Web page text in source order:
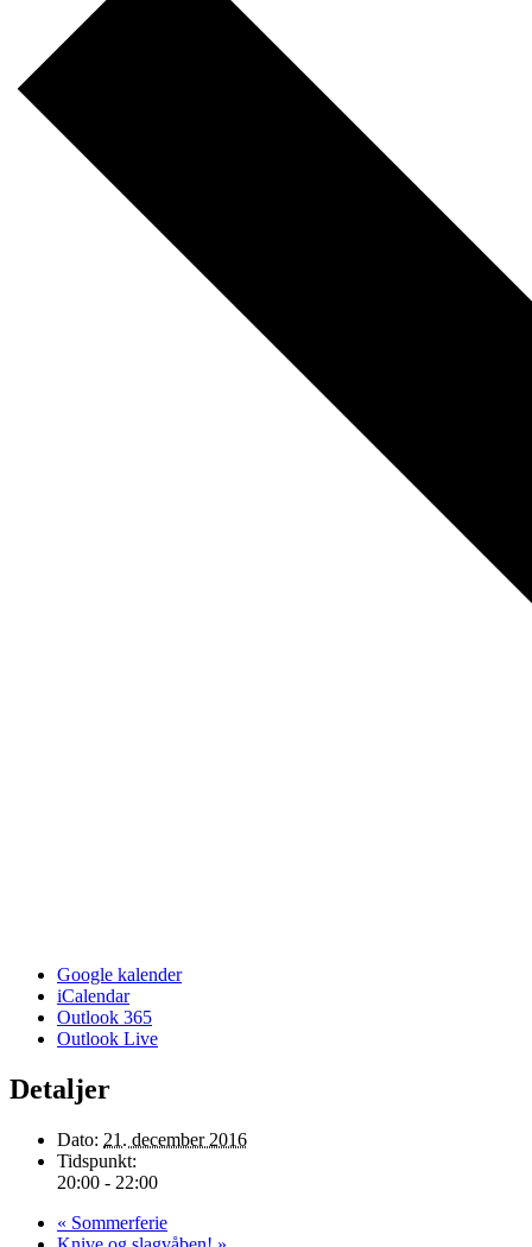
Google kalender
iCalendar
Outlook 365
Outlook Live
Detaljer
Dato: 21. december 2016
Tidspunkt:
20:00 - 22:00
« Sommerferie